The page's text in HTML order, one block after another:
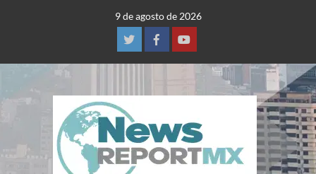
9 de agosto de 2026
TwitterFacebookYoutube